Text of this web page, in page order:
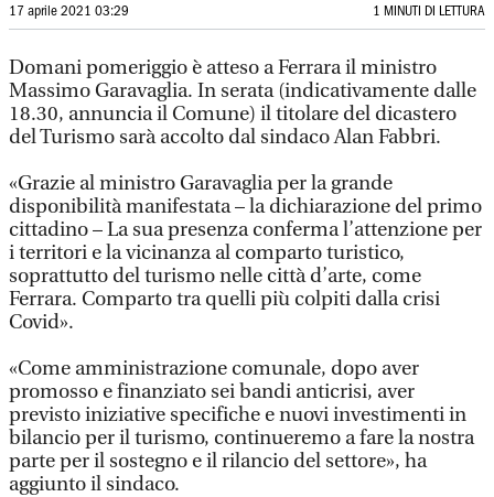
17 aprile 2021 03:29 1 MINUTI DI LETTURA
Domani pomeriggio è atteso a Ferrara il ministro
Massimo Garavaglia. In serata (indicativamente dalle
18.30, annuncia il Comune) il titolare del dicastero
del Turismo sarà accolto dal sindaco Alan Fabbri.
«Grazie al ministro Garavaglia per la grande
disponibilità manifestata – la dichiarazione del primo
cittadino – La sua presenza conferma l’attenzione per
i territori e la vicinanza al comparto turistico,
soprattutto del turismo nelle città d’arte, come
Ferrara. Comparto tra quelli più colpiti dalla crisi
Covid».
«Come amministrazione comunale, dopo aver
promosso e finanziato sei bandi anticrisi, aver
previsto iniziative specifiche e nuovi investimenti in
bilancio per il turismo, continueremo a fare la nostra
parte per il sostegno e il rilancio del settore», ha
aggiunto il sindaco.